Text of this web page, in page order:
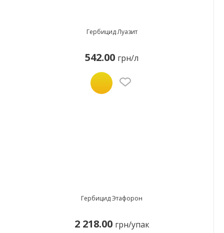
Гербицид Луазит
542.00 грн/л
Гербицид Этафорон
2 218.00 грн/упак